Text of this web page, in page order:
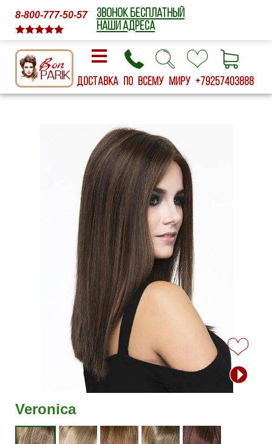
8-800-777-50-57
ЗВОНОК БЕСПЛАТНЫЙ
НАШИ АДРЕСА
Доставка по всему миру +79257403888
Veronica